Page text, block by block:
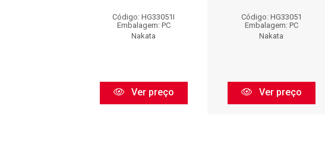
Código: HG33051I
Embalagem: PC
Nakata
Ver preço
Código: HG33051
Embalagem: PC
Nakata
Ver preço